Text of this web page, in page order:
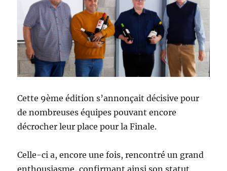
Cette 9ème édition s’annonçait décisive pour
de nombreuses équipes pouvant encore
décrocher leur place pour la Finale.
Celle-ci a, encore une fois, rencontré un grand
enthousiasme, confirmant ainsi son statut